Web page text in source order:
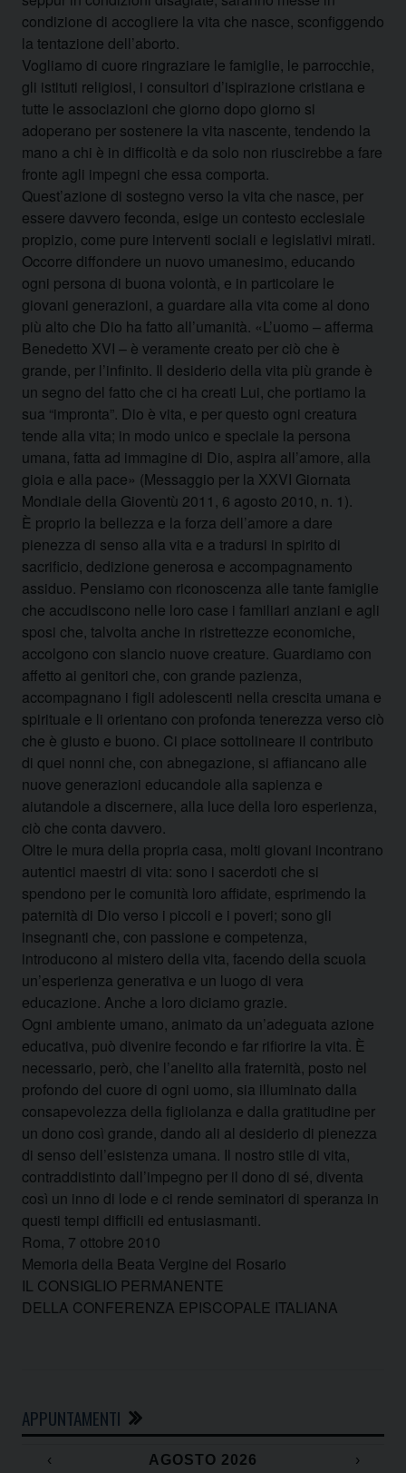
condizione di accogliere la vita che nasce, sconfiggendo
la tentazione dell’aborto.
Vogliamo di cuore ringraziare le famiglie, le parrocchie,
gli istituti religiosi, i consultori d’ispirazione cristiana e
tutte le associazioni che giorno dopo giorno si
adoperano per sostenere la vita nascente, tendendo la
mano a chi è in difficoltà e da solo non riuscirebbe a fare
fronte agli impegni che essa comporta.
Quest’azione di sostegno verso la vita che nasce, per
essere davvero feconda, esige un contesto ecclesiale
propizio, come pure interventi sociali e legislativi mirati.
Occorre diffondere un nuovo umanesimo, educando
ogni persona di buona volontà, e in particolare le
giovani generazioni, a guardare alla vita come al dono
più alto che Dio ha fatto all’umanità. «L’uomo – afferma
Benedetto XVI – è veramente creato per ciò che è
grande, per l’infinito. Il desiderio della vita più grande è
un segno del fatto che ci ha creati Lui, che portiamo la
sua “impronta”. Dio è vita, e per questo ogni creatura
tende alla vita; in modo unico e speciale la persona
umana, fatta ad immagine di Dio, aspira all’amore, alla
gioia e alla pace» (Messaggio per la XXVI Giornata
Mondiale della Gioventù 2011, 6 agosto 2010, n. 1).
È proprio la bellezza e la forza dell’amore a dare
pienezza di senso alla vita e a tradursi in spirito di
sacrificio, dedizione generosa e accompagnamento
assiduo. Pensiamo con riconoscenza alle tante famiglie
che accudiscono nelle loro case i familiari anziani e agli
sposi che, talvolta anche in ristrettezze economiche,
accolgono con slancio nuove creature. Guardiamo con
affetto ai genitori che, con grande pazienza,
accompagnano i figli adolescenti nella crescita umana e
spirituale e li orientano con profonda tenerezza verso ciò
che è giusto e buono. Ci piace sottolineare il contributo
di quei nonni che, con abnegazione, si affiancano alle
nuove generazioni educandole alla sapienza e
aiutandole a discernere, alla luce della loro esperienza,
ciò che conta davvero.
Oltre le mura della propria casa, molti giovani incontrano
autentici maestri di vita: sono i sacerdoti che si
spendono per le comunità loro affidate, esprimendo la
paternità di Dio verso i piccoli e i poveri; sono gli
insegnanti che, con passione e competenza,
introducono al mistero della vita, facendo della scuola
un’esperienza generativa e un luogo di vera
educazione. Anche a loro diciamo grazie.
Ogni ambiente umano, animato da un’adeguata azione
educativa, può divenire fecondo e far rifiorire la vita. È
necessario, però, che l’anelito alla fraternità, posto nel
profondo del cuore di ogni uomo, sia illuminato dalla
consapevolezza della figliolanza e dalla gratitudine per
un dono così grande, dando ali al desiderio di pienezza
di senso dell’esistenza umana. Il nostro stile di vita,
contraddistinto dall’impegno per il dono di sé, diventa
così un inno di lode e ci rende seminatori di speranza in
questi tempi difficili ed entusiasmanti.
Roma, 7 ottobre 2010
Memoria della Beata Vergine del Rosario
IL CONSIGLIO PERMANENTE
DELLA CONFERENZA EPISCOPALE ITALIANA
APPUNTAMENTI
‹ AGOSTO 2026 ›